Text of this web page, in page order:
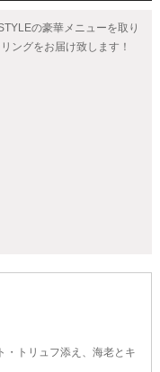
の豪華メニューを取り
ングをお届け致します！
・トリュフ添え、海老とキ